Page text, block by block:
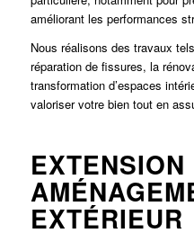
améliorant les performances
Nous réalisons des travaux
réparation de fissures, la
transformation d’espaces
valoriser votre bien tout en
EXTENSION
EXTÉRIEUR